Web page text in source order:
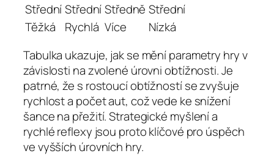
StředníStředníStředně Střední
Těžká
Rychlá Více
Nízká
Tabulka ukazuje, jak se mění parametry hry v
závislosti na zvolené úrovni obtížnosti. Je
patrné, že s rostoucí obtížností se zvyšuje
rychlost a počet aut, což vede ke snížení
šance na přežití. Strategické myšlení a
rychlé reflexy jsou proto klíčové pro úspěch
ve vyšších úrovních hry.